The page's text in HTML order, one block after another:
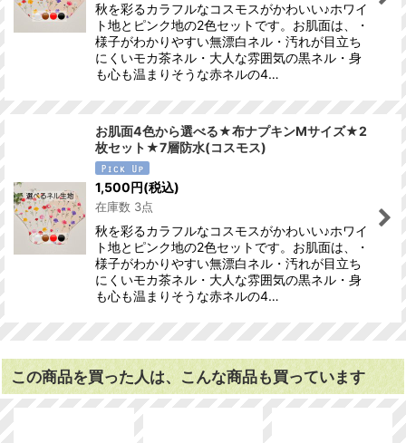
秋を彩るカラフルなコスモスがかわいい♪ホワイ
ト地とピンク地の2色セットです。お肌面は、・
様子がわかりやすい無漂白ネル・汚れが目立ち
にくいモカ茶ネル・大人な雰囲気の黒ネル・身
も心も温まりそうな赤ネルの4…
お肌面4色から選べる★布ナプキンMサイズ★2
枚セット★7層防水(コスモス)
1,500円(税込)
在庫数 3点
秋を彩るカラフルなコスモスがかわいい♪ホワイ
ト地とピンク地の2色セットです。お肌面は、・
様子がわかりやすい無漂白ネル・汚れが目立ち
にくいモカ茶ネル・大人な雰囲気の黒ネル・身
も心も温まりそうな赤ネルの4…
この商品を買った人は、こんな商品も買っています